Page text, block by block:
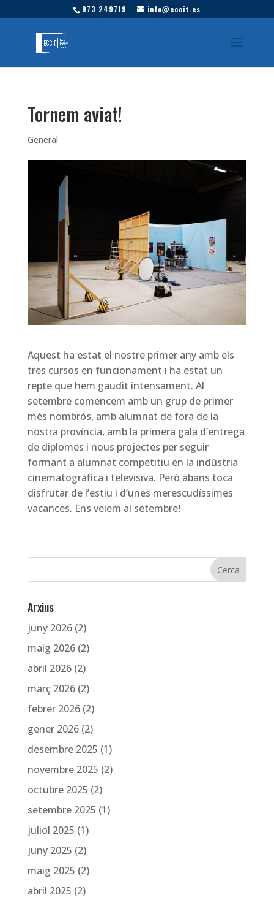
973 249719 info@eccit.es
Tornem aviat!
General
Aquest ha estat el nostre primer any amb els
tres cursos en funcionament i ha estat un
repte que hem gaudit intensament. Al
setembre comencem amb un grup de primer
més nombrós, amb alumnat de fora de la
nostra província, amb la primera gala d’entrega
de diplomes i nous projectes per seguir
formant a alumnat competitiu en la indústria
cinematogràfica i televisiva. Però abans toca
disfrutar de l’estiu i d’unes merescudíssimes
vacances. Ens veiem al setembre!
Arxius
juny 2026(2)
maig 2026(2)
abril 2026(2)
març 2026(2)
febrer 2026(2)
gener 2026(2)
desembre 2025 (1)
novembre 2025 (2)
octubre 2025 (2)
setembre 2025 (1)
juliol 2025 (1)
juny 2025 (2)
maig 2025 (2)
abril 2025 (2)